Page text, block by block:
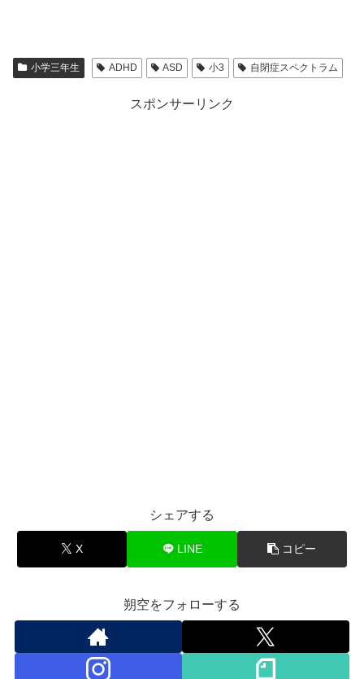
小学三年生 ADHD ASD 小3 自閉症スペクトラム
スポンサーリンク
シェアする
X LINE コピー
朔空をフォローする